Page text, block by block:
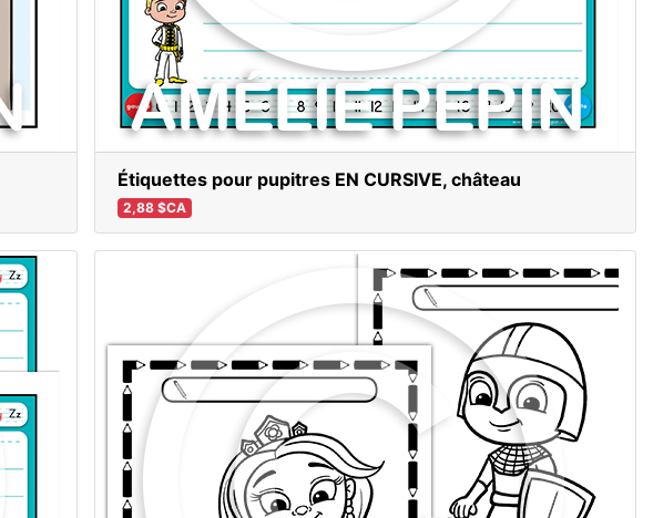
Étiquettes pour pupitres EN CURSIVE, château
2,88 $CA